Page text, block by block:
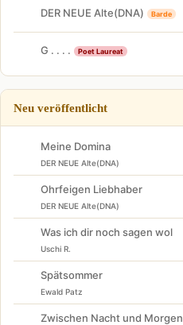
DER NEUE Alte(DNA) Barde
G . . . . Poet Laureat
Neu veröffentlicht
Meine Domina
DER NEUE Alte(DNA)
Ohrfeigen Liebhaber
DER NEUE Alte(DNA)
Was ich dir noch sagen wol
Uschi R.
Spätsommer
Ewald Patz
Zwischen Nacht und Morgen